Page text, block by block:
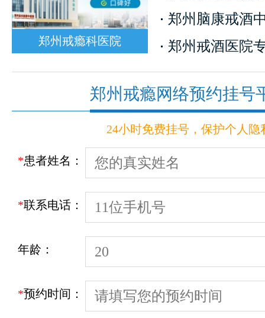
郑州戒瘾科医院
郑州脑康戒酒
郑州戒酒医院
郑州戒瘾网络预约挂号
24小时免费挂号，保护个人隐
*患者姓名：
*联系电话：
年龄：
*预约时间：